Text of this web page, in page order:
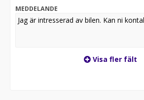
MEDDELANDE
Visa fler fält